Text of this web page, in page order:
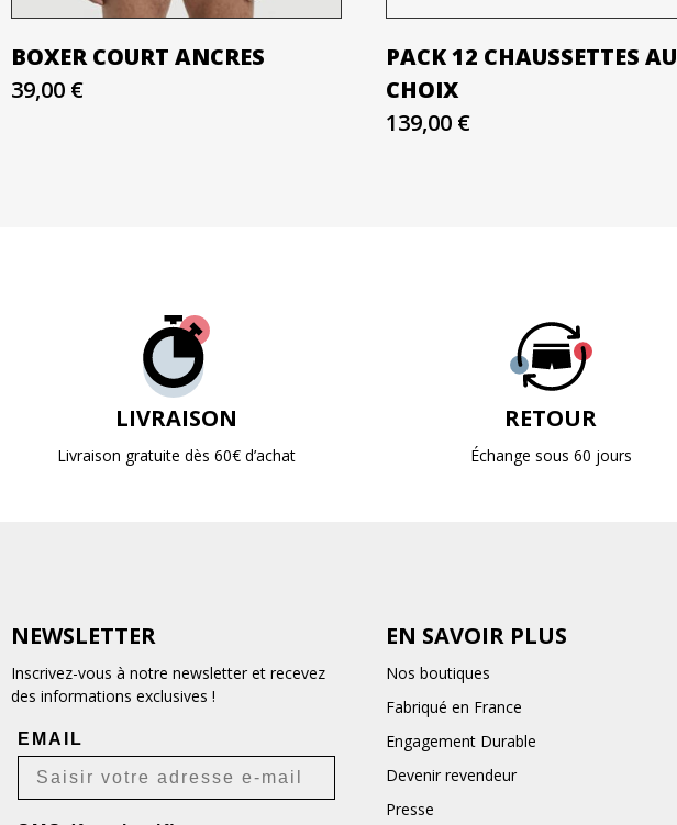
BOXER COURT ANCRES
39,00 €
PACK 12 CHAUSSETTES AU
CHOIX
139,00 €
LIVRAISON
Livraison gratuite dès 60€ d’achat
RETOUR
Échange sous 60 jours
NEWSLETTER
Inscrivez-vous à notre newsletter et recevez
des informations exclusives !
EMAIL
EN SAVOIR PLUS
Nos boutiques
Fabriqué en France
Engagement Durable
Devenir revendeur
Presse